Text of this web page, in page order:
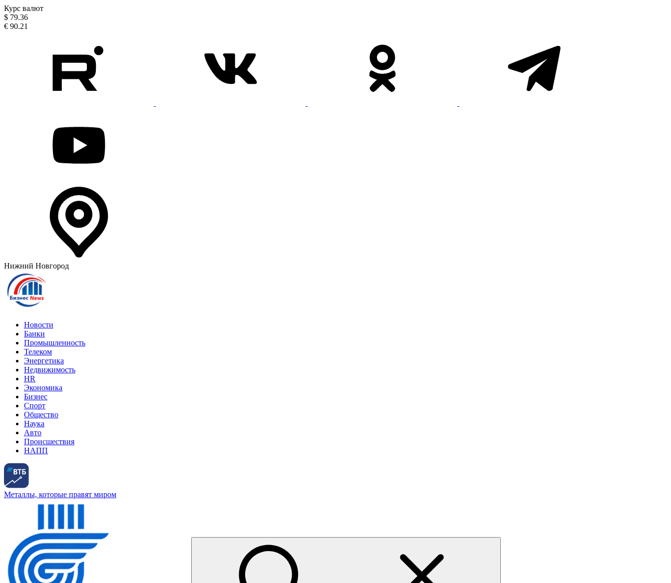
Курс валют
$ 79.36
€ 90.21
Нижний Новгород
Новости
Банки
Промышленность
Телеком
Энергетика
Недвижимость
HR
Экономика
Бизнес
Спорт
Общество
Наука
Авто
Происшествия
НАПП
Металлы, которые правят миром